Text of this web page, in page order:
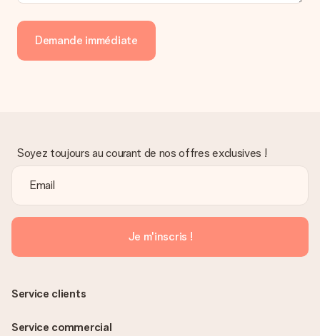
personnel MySurprise. Vous pouvez ainsi être tranquille et
envoyer directement le cadeau à l’heureux destinataire, pour
un véritable effet surprise !
Demande immédiate
Soyez toujours au courant de nos offres exclusives !
Je m'inscris !
Service clients
Service commercial